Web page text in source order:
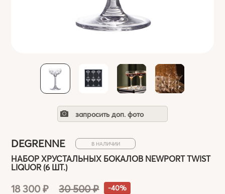
запросить доп. фото
DEGRENNE В НАЛИЧИИ
НАБОР ХРУСТАЛЬНЫХ БОКАЛОВ NEWPORT TWIST
LIQUOR (6 ШТ.)
18 300 ₽ 30 500 ₽ -40%